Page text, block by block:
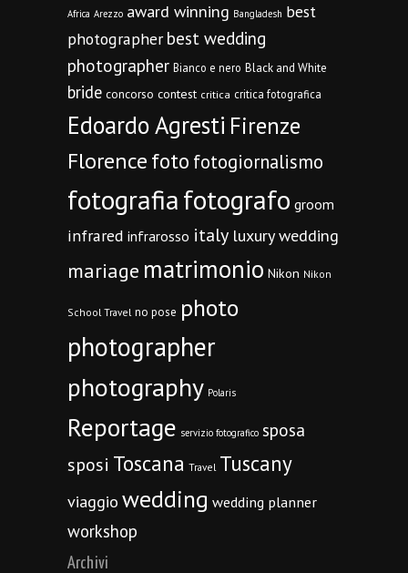
Africa Arezzo award winning Bangladesh best
photographer best wedding
photographer Bianco e nero Black and White
bride concorso contest critica critica fotografica
Edoardo Agresti Firenze
Florencefoto fotogiornalismo
fotografiafotografo groom
infrared infrarosso italy luxury wedding
mariage matrimonio Nikon Nikon
School Travel no pose photo
photographer
photography Polaris
Reportage servizio fotografico sposa
sposi Toscana Travel Tuscany
viaggio wedding wedding planner
workshop
Archivi